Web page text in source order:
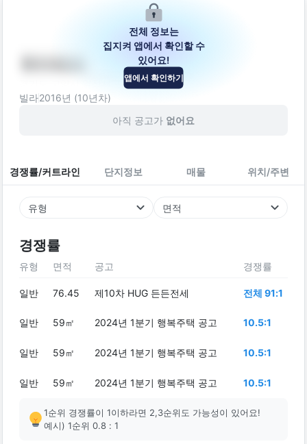
경기도 고양시 일산서구 대화2로 114-17
빌라2016년 (10년차)
아직 공고가 없어요
경쟁률/커트라인 단지정보 매물 위치/주변
유형 면적
경쟁률
전체 정보는
집지켜 앱에서 확인할 수
있어요!
앱에서 확인하기
유형 면적 공고 경쟁률
일반 76.45 제10차 HUG 든든전세 전체 91:1
일반 59㎡ 2024년 1분기 행복주택 공고 10.5:1
일반 59㎡ 2024년 1분기 행복주택 공고 10.5:1
일반 59㎡ 2024년 1분기 행복주택 공고 10.5:1
1순위 경쟁률이 1이하라면 2,3순위도 가능성이 있어요!
예시) 1순위 0.8 : 1